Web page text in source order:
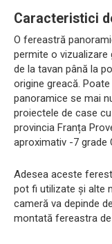
Caracteristici
O fereastră
permite o
de la tavan până la
origine greacă.
panoramice se mai
proiectele de case
provincia Franța
aproximativ -7 grade
Adesea aceste
pot fi utilizate și alte
cameră va depinde
montată fereastra de